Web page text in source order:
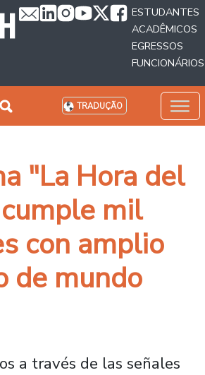
principal
ESTUDANTES
ACADÊMICOS
EGRESSOS
FUNCIONÁRIOS
TRADUÇÃO
"La Hora del
mil
con amplio
de mundo
a través de las señales